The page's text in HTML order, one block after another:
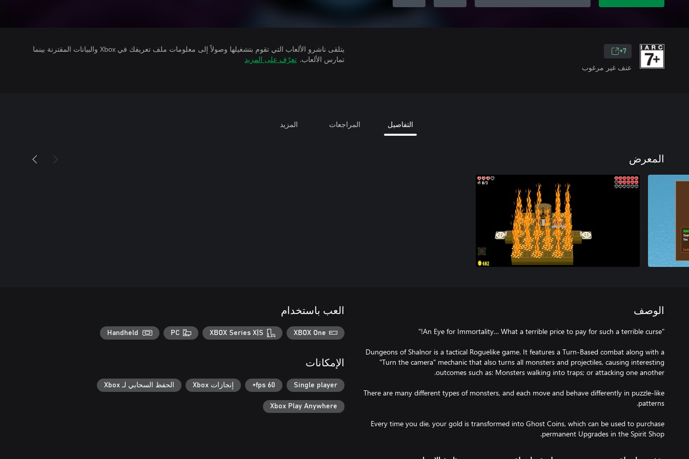
7+
عنف غير مرغوب
يتلقى ناشرو الألعاب التي تقوم بتشغيلها وصولاً إلى معلومات ملف تعريفك في Xbox والبيانات المقترنة بينما
تمارس الألعاب. تعرّف على المزيد
التفاصيل المراجعات المزيد
المعرض
الوصف
Dungeons of Shalnor is a tactical Roguelike game. It features a Turn-Based combat along with a
"Turn the camera" mechanic that also turns all monsters and projectiles, causing interesting
There are many different types of monsters, and each move and behave differently in puzzle-like
Every time you die, your gold is transformed into Ghost Coins, which can be used to purchase
permanent Upgrades in the Spirit Shop.
العب باستخدام
XBOX One
XBOX Series X|S
PC
Handheld
الإمكانات
Single player
60 fps+ إنجازات Xbox الحفظ السحابي لـ Xbox
Xbox Play Anywhere